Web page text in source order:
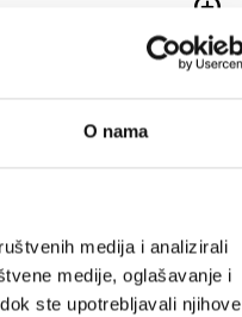
O nama
medija i analizirali
medije, oglašavanje i
ste upotrebljavali njihove
add_circle
add_circle